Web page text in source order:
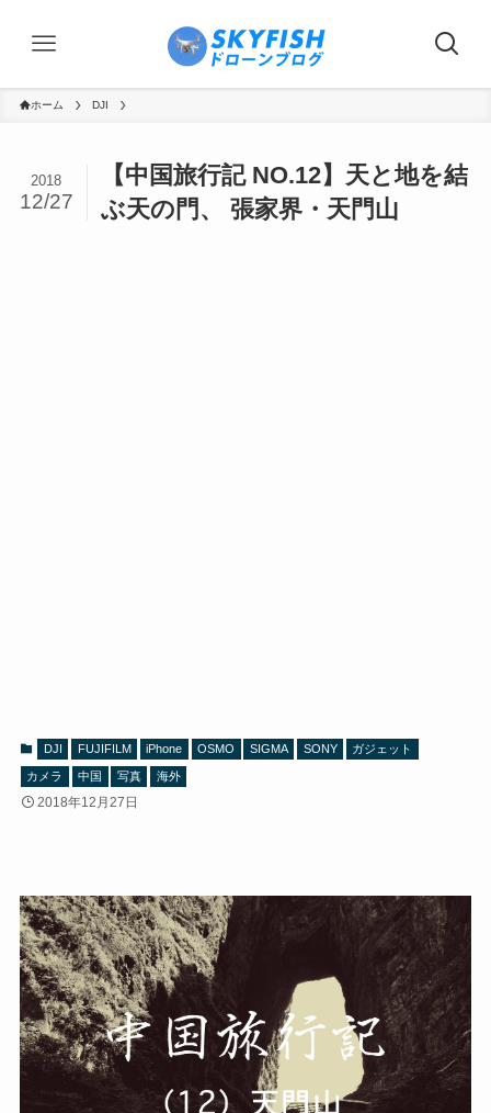
ホーム DJI
【中国旅行記 NO.12】天と地を結
ぶ天の門、 張家界・天門山
2018
12/27
DJI FUJIFILM iPhone OSMO SIGMA SONY ガジェット
カメラ 中国 写真 海外
2018年12月27日